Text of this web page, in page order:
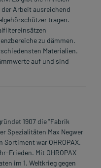
Arbeit ausreichend
tragen.
zu dämmen.
Materialien.
auf und sind
1907 die "Fabrik
Spezialitäten Max Negwer
war OHROPAX.
Frieden. Mit OHROPAX
im 1. Weltkrieg gegen